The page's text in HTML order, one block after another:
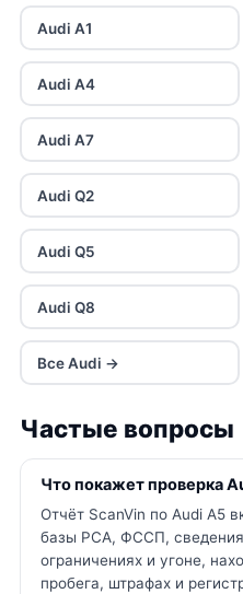
Audi A1
Audi A4
Audi A7
Audi Q2
Audi Q5
Audi Q8
Все Audi →
Частые вопросы
Что покажет проверка
Отчёт ScanVin по Audi A5
базы РСА, ФССП,
ограничениях и угоне,
пробега, штрафах и